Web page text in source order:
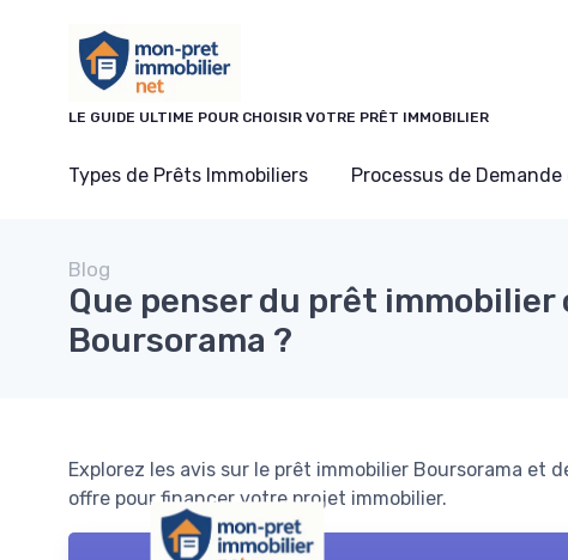
LE GUIDE ULTIME POUR CHOISIR VOTRE PRÊT IMMOBILIER
Types de Prêts Immobiliers Processus de Demande
Blog
Que penser du prêt immobilier
Boursorama ?
Explorez les avis sur le prêt immobilier Boursorama
offre pour financer votre projet immobilier.